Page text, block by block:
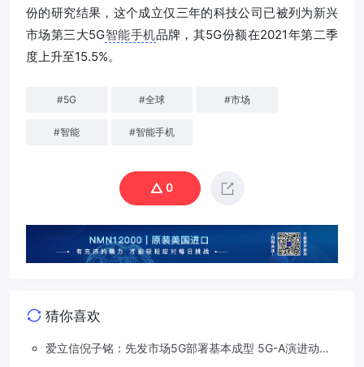
份的研究结果，这个成立仅三年的科技公司已被列为新兴
市场第三大5G智能手机品牌，其5G份额在2021年第二季
度上升至15.5%。
#5G #全球 #市场
#智能 #智能手机
0
猜你喜欢
爱立信倪子铭：先发市场5G部署基本成型 5G-A演进动能